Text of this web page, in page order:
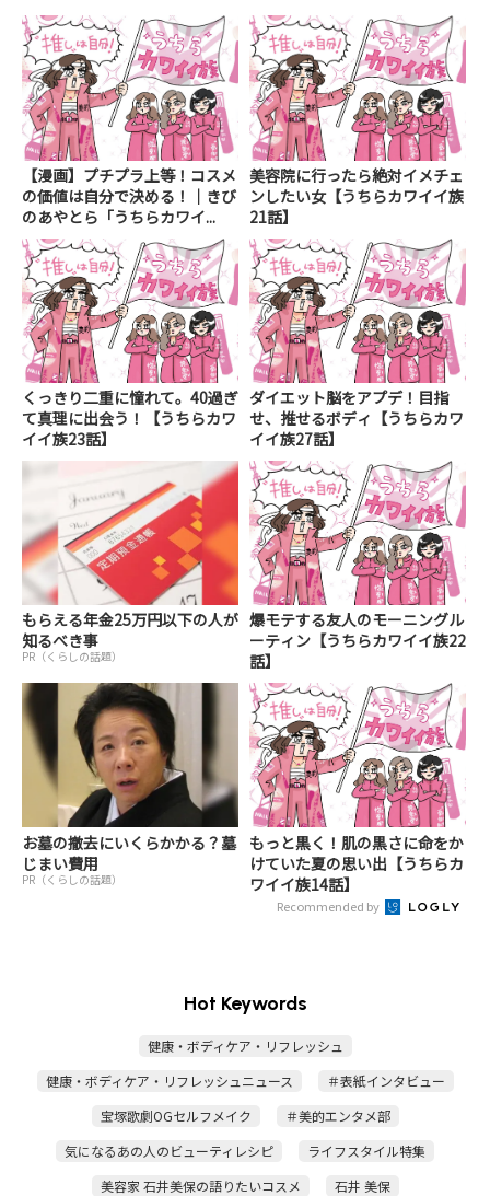
【漫画】プチプラ上等！コスメ
の価値は自分で決める！｜きび
のあやとら「うちらカワイ...
美容院に行ったら絶対イメチェ
ンしたい女【うちらカワイイ族
21話】
くっきり二重に憧れて。40過ぎ
て真理に出会う！【うちらカワ
イイ族23話】
ダイエット脳をアプデ！目指
せ、推せるボディ【うちらカワ
イイ族27話】
もらえる年金25万円以下の人が
知るべき事
PR（くらしの話題）
爆モテする友人のモーニングル
ーティン【うちらカワイイ族22
話】
お墓の撤去にいくらかかる？墓
じまい費用
PR（くらしの話題）
もっと黒く！肌の黒さに命をか
けていた夏の思い出【うちらカ
ワイイ族14話】
Recommended by
Hot Keywords
健康・ボディケア・リフレッシュ
健康・ボディケア・リフレッシュニュース
＃表紙インタビュー
宝塚歌劇OGセルフメイク
＃美的エンタメ部
気になるあの人のビューティレシピ
ライフスタイル特集
美容家 石井美保の語りたいコスメ
石井 美保